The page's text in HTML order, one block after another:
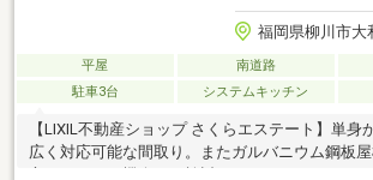
福岡県柳川市大
平屋 南道路
駐車3台
システムキッチン
【LIXIL不動産ショップ さくらエステート】単身
広く対応可能な間取り。またガルバニウム鋼板屋